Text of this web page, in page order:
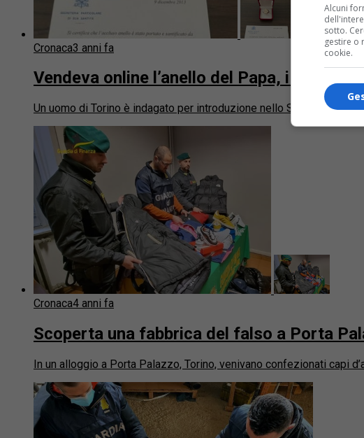
Cronaca3 anni fa
Vendeva online l’anello del Papa, i
Un uomo di Torino è indagato per introduzione nello Stato e
Cronaca4 anni fa
Scoperta una fabbrica del falso a Porta
In un alloggio a Porta Palazzo, Torino, venivano confezionati capi
Alcuni
sotto.
gestire o
cookie.